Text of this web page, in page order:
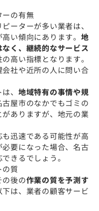
ーの有無
ーターが多い業者は、
い傾向にあります。 地
く、継続的なサービス
高い指標となります。
社や近所の人に問い合
、 地域特有の事情や規
屋市のなかでもゴミの
ありますが、地元の業
迅速である可能性が高
要になった場合、名古
きるでしょう。
質
後の作業の質を予測す
は、業者の顧客サービ